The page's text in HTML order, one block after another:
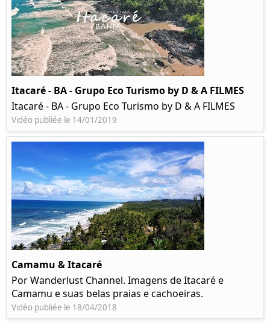
Itacaré - BA - Grupo Eco Turismo by D & A FILMES
Itacaré - BA - Grupo Eco Turismo by D & A FILMES
Vidéo publiée le 14/01/2019
Camamu & Itacaré
Por Wanderlust Channel. Imagens de Itacaré e
Camamu e suas belas praias e cachoeiras.
Vidéo publiée le 18/04/2018